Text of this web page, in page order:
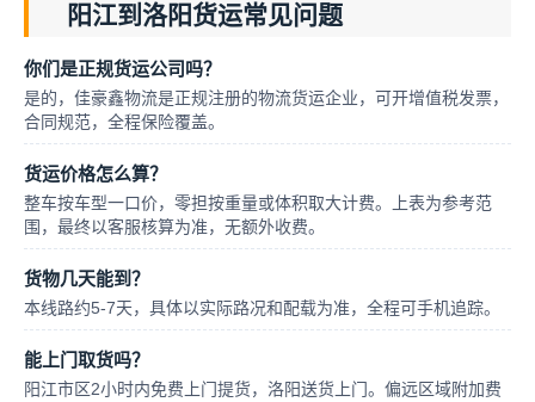
阳江到洛阳货运常见问题
你们是正规货运公司吗？
是的，佳豪鑫物流是正规注册的物流货运企业，可开增值税发票，
合同规范，全程保险覆盖。
货运价格怎么算？
整车按车型一口价，零担按重量或体积取大计费。上表为参考范
围，最终以客服核算为准，无额外收费。
货物几天能到？
本线路约5-7天，具体以实际路况和配载为准，全程可手机追踪。
能上门取货吗？
阳江市区2小时内免费上门提货，洛阳送货上门。偏远区域附加费